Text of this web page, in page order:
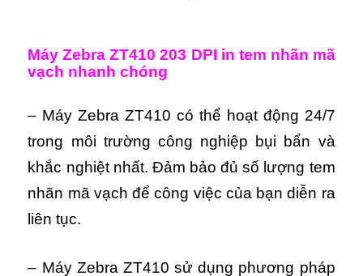
Máy Zebra ZT410 203 DPI in tem nhãn mã
vạch nhanh chóng
– Máy Zebra ZT410 có thể hoạt động 24/7
trong môi trường công nghiệp bụi bẩn và
khắc nghiệt nhất. Đảm bảo đủ số lượng tem
nhãn mã vạch để công việc của bạn diễn ra
liên tục.
– Máy Zebra ZT410 sử dụng phương pháp